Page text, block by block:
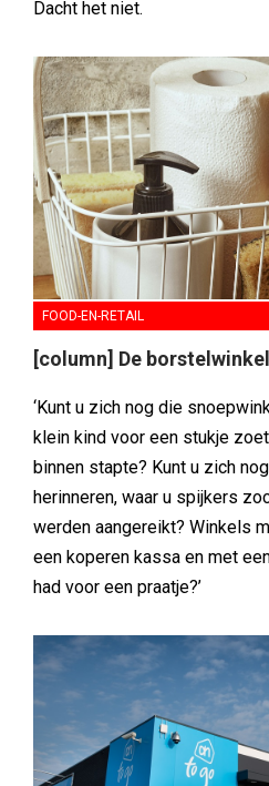
Dacht het niet.
FOOD-EN-RETAIL
[column] De borstelwinkel
‘Kunt u zich nog die
klein kind voor een stukje
binnen stapte? Kunt u zich
herinneren, waar u spijkers
werden aangereikt? Winkels
een koperen kassa en met
had voor een praatje?’